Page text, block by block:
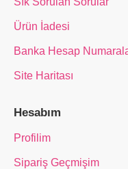
Ürün İadesi
Banka Hesap
Site Haritası
Hesabım
Profilim
Sipariş Geçmişim